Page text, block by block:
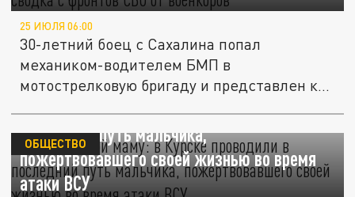
25 ИЮЛЯ 06:00
30-летний боец с Сахалина попал
механиком-водителем БМП в
мотострелковую бригаду и представлен к
Закрыл собой маму: в Курске проводили в
последний путь мальчика,
пожертвовавшего своей жизнью во время
атаки ВСУ
ОБЩЕСТВО